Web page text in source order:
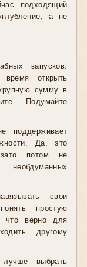
подходящий
а не
запусков.
открыть
сумму в
Подумайте
поддерживает
Да, это
потом не
необдуманных
свои
простую
что верно для
другому
лучше выбрать